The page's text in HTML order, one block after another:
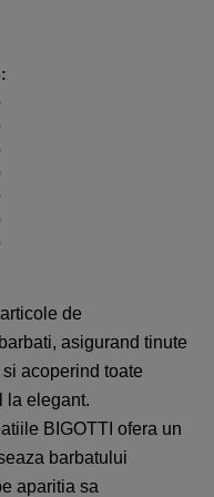
de
asigurand tinute
acoperind toate
la elegant.
BIGOTTI ofera un
barbatului
aparitia sa